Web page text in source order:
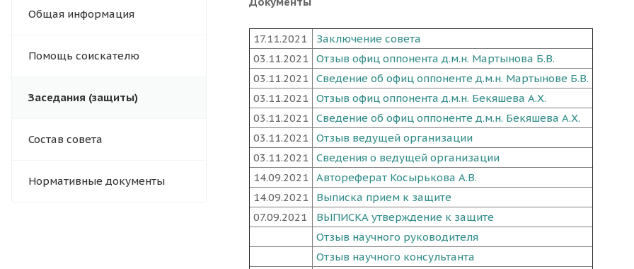
Общая информация
Помощь соискателю
Заседания (защиты)
Состав совета
Нормативные документы
17.11.2021
Заключение совета
03.11.2021
Отзыв офиц оппонента д.м.н. Мартынова Б.В.
03.11.2021
Сведение об офиц оппоненте д.м.н. Мартынове Б.В.
03.11.2021
Отзыв офиц оппонента д.м.н. Бекяшева А.Х.
03.11.2021
Сведение об офиц оппоненте д.м.н. Бекяшева А.Х.
03.11.2021
Отзыв ведущей организации
03.11.2021
Сведения о ведущей организации
14.09.2021
Автореферат Косырькова А.В.
14.09.2021
Выписка прием к защите
07.09.2021
ВЫПИСКА утверждение к защите
Отзыв научного руководителя
Отзыв научного консультанта